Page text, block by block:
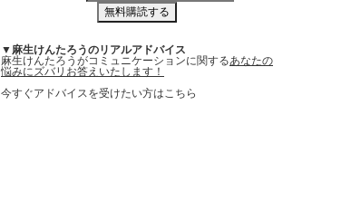
▼麻生けんたろうのリアルアドバイス
麻生けんたろうがコミュニケーションに関するあなたの
悩みにズバリお答えいたします！
今すぐアドバイスを受けたい方はこちら